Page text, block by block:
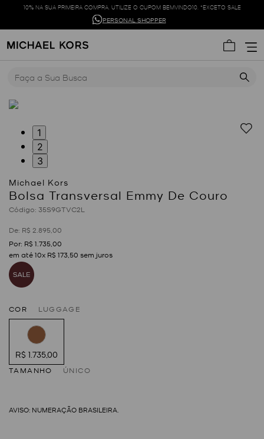
10% NA SUA PRIMEIRA COMPRA. UTILIZE O CUPOM BEMVINDO10. *EXCETO SALE
PERSONAL SHOPPER
1
2
3
Bolsa Transversal Emmy De Couro
: 35S9GTVC2L
R$ 2 89500
R$ 1 73500
em até10x R$ 173 50 sem juros
COR LUGGAGE
R$ 1.735,00
TAMANHO ÚNICO